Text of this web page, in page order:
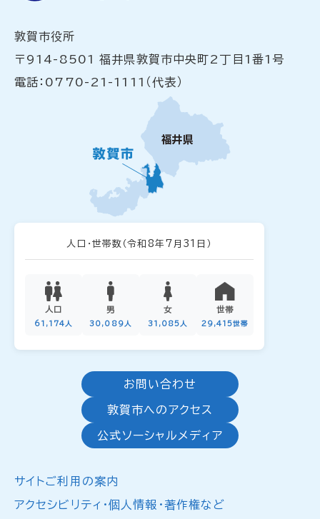
敦賀市役所
〒914-8501 福井県敦賀市中央町2丁目1番1号
電話：0770-21-1111（代表）
人口・世帯数 （令和8年7月31日）
人口
61,174人
男
30,089人
女
31,085人
世帯
29,415世帯
お問い合わせ
敦賀市へのアクセス
公式ソーシャルメディア
サイトご利用の案内
アクセシビリティ・個人情報・著作権など